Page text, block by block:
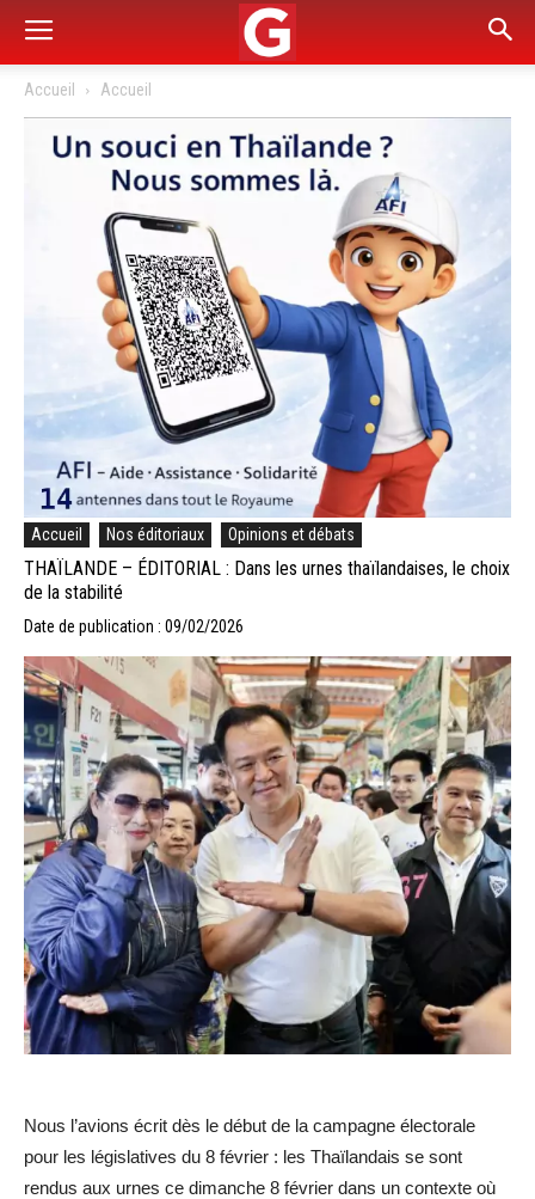
Accueil Accueil
Accueil Nos éditoriaux Opinions et débats
THAÏLANDE – ÉDITORIAL : Dans les urnes thaïlandaises, le choix
de la stabilité
Date de publication : 09/02/2026
Nous l’avions écrit dès le début de la campagne électorale
pour les législatives du 8 février : les Thaïlandais se sont
rendus aux urnes ce dimanche 8 février dans un contexte où